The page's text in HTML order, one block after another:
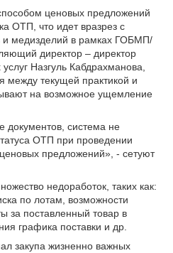
ценовых предложений
ОТП, что идет вразрез с
и медизделий в рамках ГОБМП/
директор – директор
Назгуль Кабдрахманова,
текущей практикой и
на возможное ущемление
документов, система не
ОТП при проведении
ценовых предложений», - сетуют
недоработок, таких как:
по лотам, возможности
за поставленный товар в
графика поставки и др.
закупа жизненно важных